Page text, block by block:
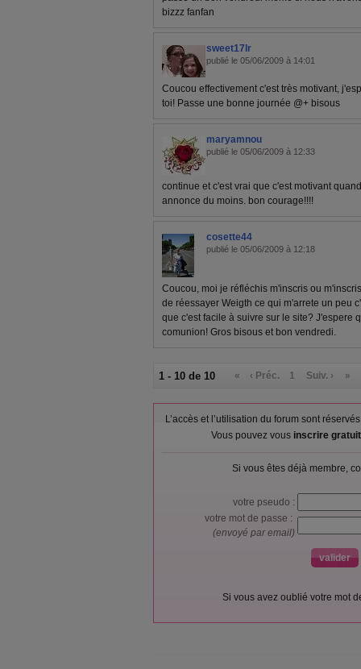
bizzz fanfan
sweet17lr
publié le 05/06/2009 à 14:01
Coucou effectivement c'est très motivant,
toi! Passe une bonne journée @+ bisous
maryamnou
publié le 05/06/2009 à 12:33
continue et c'est vrai que c'est motivant
annonce du moins. bon courage!!!!
cosette44
publié le 05/06/2009 à 12:18
Coucou, moi je réfléchis m'inscris ou
de réessayer Weigth ce qui m'arrete un peu
que c'est facile à suivre sur le site? J'espere
comunion! Gros bisous et bon vendredi.
1 - 10 de 10 « ‹ Préc. 1 Suiv. › »
L’accès et l’utilisation du forum sont
Vous pouvez vous inscrire
Si vous êtes déjà membre,
votre pseudo :
votre mot de passe :
(envoyé par email)
Si vous avez oublié votre mot